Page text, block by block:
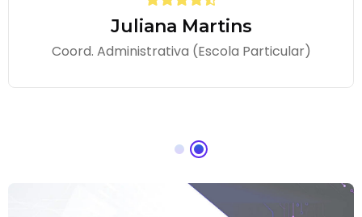
Juliana Martins
Coord. Administrativa (Escola Particular)